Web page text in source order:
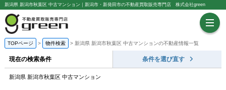
新潟県 新潟市秋葉区 中古マンション｜新潟市・新発田市の不動産買取販売専門店 株式会社green
TOPページ 物件検索 新潟県 新潟市秋葉区 中古マンションの不動産情報一覧
現在の検索条件 条件を選び直す
新潟県 新潟市秋葉区 中古マンション